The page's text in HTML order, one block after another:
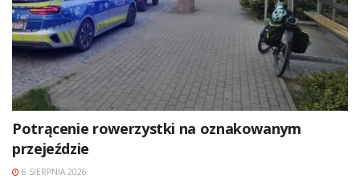
Potrącenie rowerzystki na oznakowanym
przejeździe
6 SIERPNIA 2026